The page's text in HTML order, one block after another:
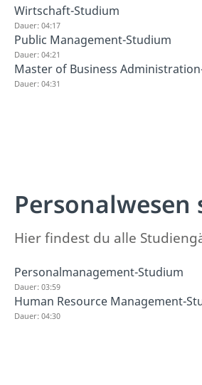
Wirtschaft-Studium
Dauer: 04:17
Public Management-Studium
Dauer: 04:21
Master of Business
Dauer: 04:31
Personalwesen
Hier findest du alle
Personalmanagement-Studium
Dauer: 03:59
Human Resource Management-
Dauer: 04:30